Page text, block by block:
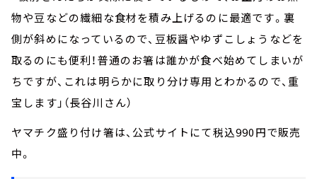
物や豆などの繊細な食材を積み上げるのに最適です。裏
側が斜めになっているので、豆板醤やゆずこしょうなどを
取るのにも便利！普通のお箸は誰かが食べ始めてしまいが
ちですが、これは明らかに取り分け専用とわかるので、重
宝します」（長谷川さん）
ヤマチク盛り付け箸は、公式サイトにて税込990円で販売
中。